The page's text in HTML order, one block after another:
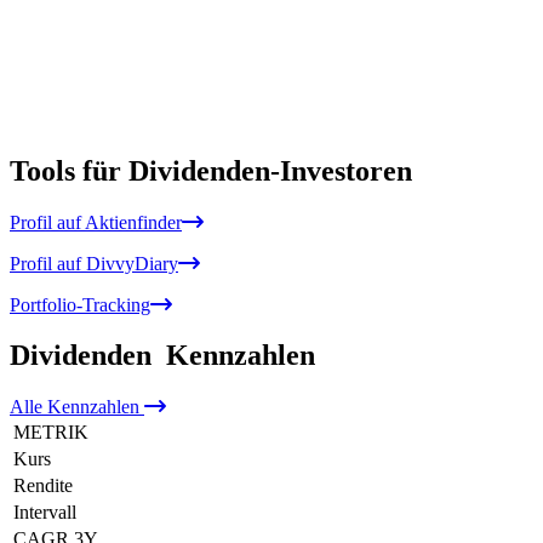
Tools für Dividenden-Investoren
Profil auf Aktienfinder
Profil auf DivvyDiary
Portfolio-Tracking
Dividenden Kennzahlen
Alle Kennzahlen
METRIK
Kurs
Rendite
Intervall